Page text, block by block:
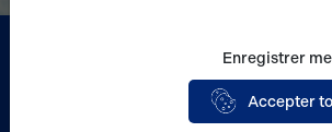
Partenaire
BERRY'S
Enregistrer
Accepter